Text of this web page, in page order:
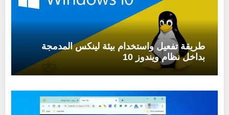
طريقة تفعيل واستخدام بيئة لينكس المدمجة
بداخل نظام ويندوز 10